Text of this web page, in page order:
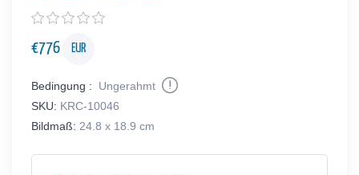
€776 EUR
Bedingung :
Ungerahmt
SKU: KRC-10046
Bildmaß: 24.8 x 18.9 cm